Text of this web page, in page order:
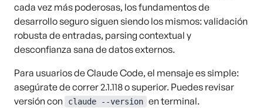
cada vez más poderosas, los fundamentos de
desarrollo seguro siguen siendo los mismos: validación
robusta de entradas, parsing contextual y
desconfianza sana de datos externos.
Para usuarios de Claude Code, el mensaje es simple:
asegúrate de correr 2.1.118 o superior. Puedes revisar
versión con
claude --version en terminal.